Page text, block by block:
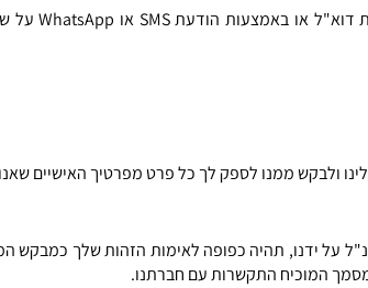
דוא"ל או באמצעות הודעתSMS או WhatsApp על
ולבקש ממנו לספק לך כל פרט מפרטיך האישיים שאנו
"ל על ידנו, תהיה כפופה לאימות הזהות שלך כמבקש
המוכיח התקשרות עם חברתנו.